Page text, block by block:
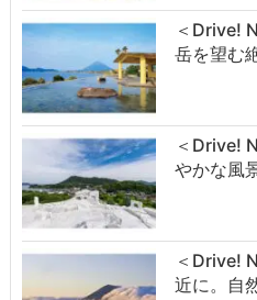
＜Drive!
岳を望む
＜Drive!
やかな風
＜Drive!
近に。自